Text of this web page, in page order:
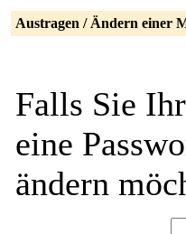
Austragen / Ändern einer
Falls Sie
eine
ändern